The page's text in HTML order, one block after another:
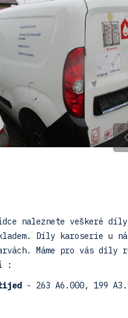
naleznete veškeré
Díly karoserie u
Máme pro vás díly
:
- 263 A6.000, 199